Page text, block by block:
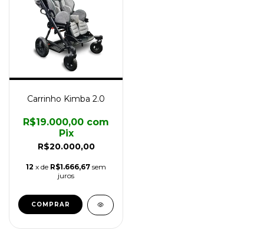
Carrinho Kimba 2.0
R$20.000,00
R$19.000,00 com
Pix
12 x de R$1.666,67 sem
juros
COMPRAR